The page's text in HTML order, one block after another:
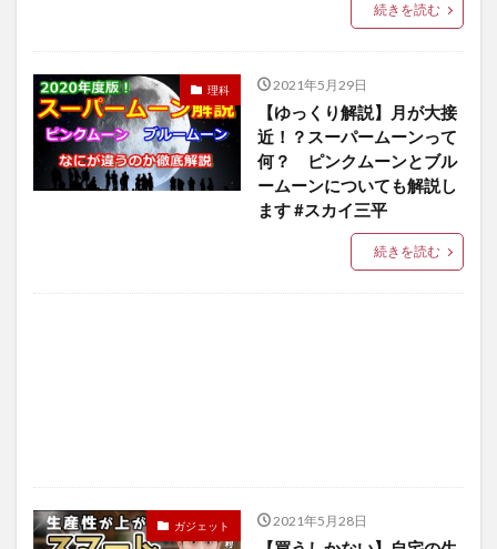
続きを読む
理科 2021年5月29日
【ゆっくり解説】月が大接
近！？スーパームーンって
何？ ピンクムーンとブル
ームーンについても解説し
ます #スカイ三平
続きを読む
ガジェット 2021年5月28日